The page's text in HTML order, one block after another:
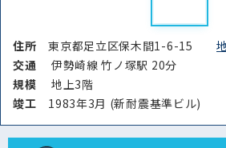
住所東京都足立区保木間1-6-15
交通
伊勢崎線 竹ノ塚駅 20分
規模
地上3階
竣⼯ 1983年3月 (新耐震基準ビル)